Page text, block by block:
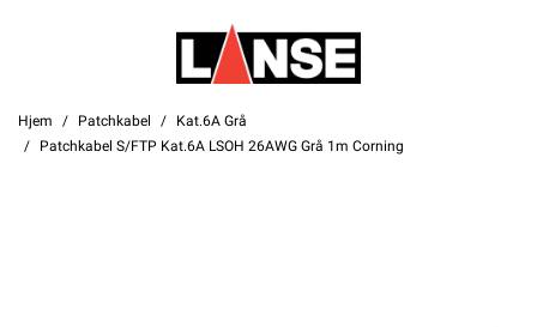
Hjem Patchkabel
Kat.6A Grå
Patchkabel S/FTP Kat.6A LSOH 26AWG Grå 1m Corning